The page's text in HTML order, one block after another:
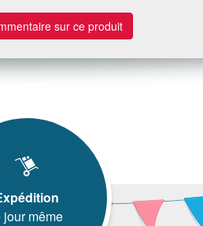
sur ce produit
jour même